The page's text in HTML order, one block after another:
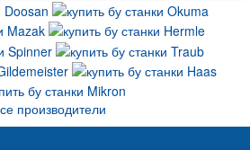
производители